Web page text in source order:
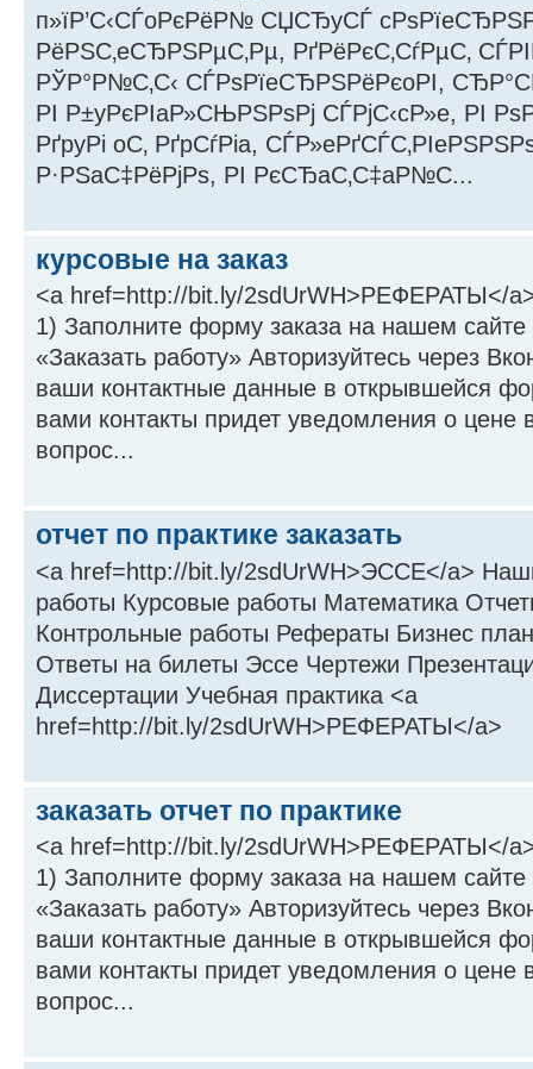
п»їР’С‹СЃoРєРёР№ СЏСЂyСЃ
РёРЅС‚eСЂРЅРµС‚Рµ, РґРёРєС‚СѓРµС‚
РЎР°Р№С‚С‹ СЃРѕРїeСЂРЅРёРєoРІ,
РІ Р±yРєРІaР»СЊРЅРѕРј СЃРјС‹cР»e, РІ
РґpyРі oС‚ РґpСѓРіa,
Р·РЅaС‡РёРјРѕ, РІ РєСЂaС‚С‡aР№С...
курсовые на заказ
<a href=http://bit.ly/2sdUrWH>РЕФЕРАТЫ</
1) Заполните форму заказа на нашем
«Заказать работу» Авторизуйтесь через
ваши контактные данные в открывшейся
вами контакты придет уведомления о цене
вопрос...
отчет по практике заказать
<a href=http://bit.ly/2sdUrWH>ЭССЕ</a>
работы Курсовые работы Математика
Контрольные работы Рефераты Бизнес
Ответы на билеты Эссе Чертежи
Диссертации Учебная практика <a
href=http://bit.ly/2sdUrWH>РЕФЕРАТЫ</a>
заказать отчет по практике
<a href=http://bit.ly/2sdUrWH>РЕФЕРАТЫ</
1) Заполните форму заказа на нашем
«Заказать работу» Авторизуйтесь через
ваши контактные данные в открывшейся
вами контакты придет уведомления о цене
вопрос...